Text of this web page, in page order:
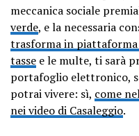
meccanica sociale
verde, e la necessaria
trasforma in
tasse e le multe, ti sarà
portafoglio elettronico,
potrai vivere: sì, come
nei video di Casaleggio.